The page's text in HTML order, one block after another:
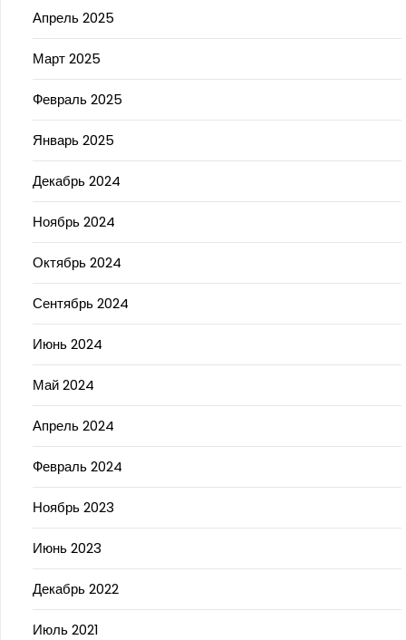
Апрель 2025
Март 2025
Февраль 2025
Январь 2025
Декабрь 2024
Ноябрь 2024
Октябрь 2024
Сентябрь 2024
Июнь 2024
Май 2024
Апрель 2024
Февраль 2024
Ноябрь 2023
Июнь 2023
Декабрь 2022
Июль 2021